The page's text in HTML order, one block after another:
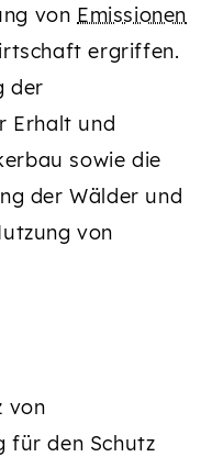
von Emissionen
ergriffen.
der
Erhalt und
sowie die
der Wälder und
von
von
für den Schutz